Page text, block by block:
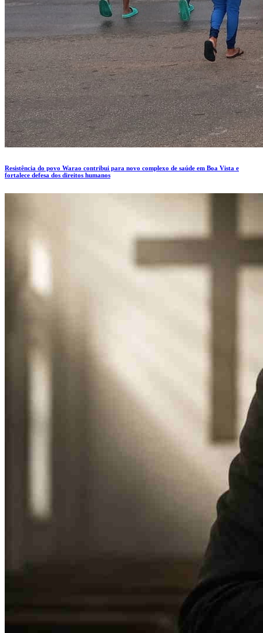
Resistência do povo Warao contribui para novo complexo de saúde em Boa Vista e
fortalece defesa dos direitos humanos